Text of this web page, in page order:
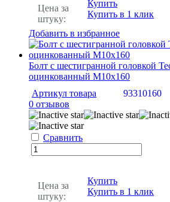
Цена за
штуку:
Купить
Купить в 1 клик
Добавить в избранное
Болт с шестигранной головкой
оцинкованный М10х160
Артикул товара
93310160
0 отзывов
Сравнить
Цена за
штуку:
Купить
Купить в 1 клик